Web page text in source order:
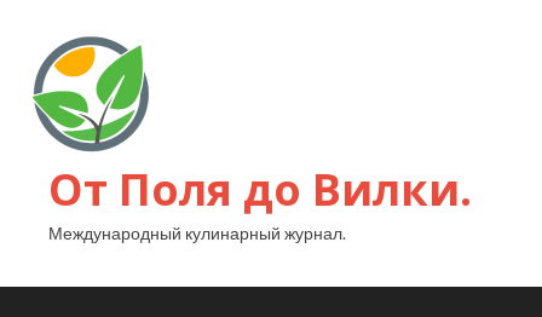
От Поля до Вилки.
Международный кулинарный журнал.